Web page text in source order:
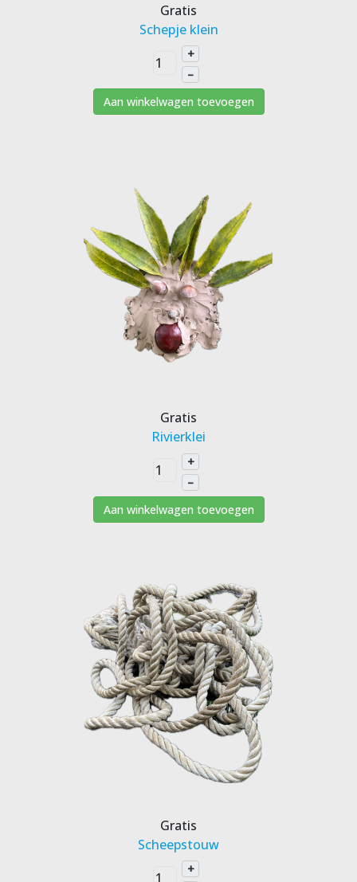
Gratis
Schepje klein
+
–
Aan winkelwagen toevoegen
Gratis
Rivierklei
+
–
Aan winkelwagen toevoegen
Gratis
Scheepstouw
+